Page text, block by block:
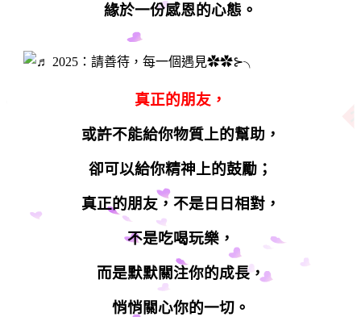
緣於一份感恩的心態。
真正的朋友，
或許不能給你物質上的幫助，
卻可以給你精神上的鼓勵；
真正的朋友，不是日日相對，
不是吃喝玩樂，
而是默默關注你的成長，
悄悄關心你的一切。